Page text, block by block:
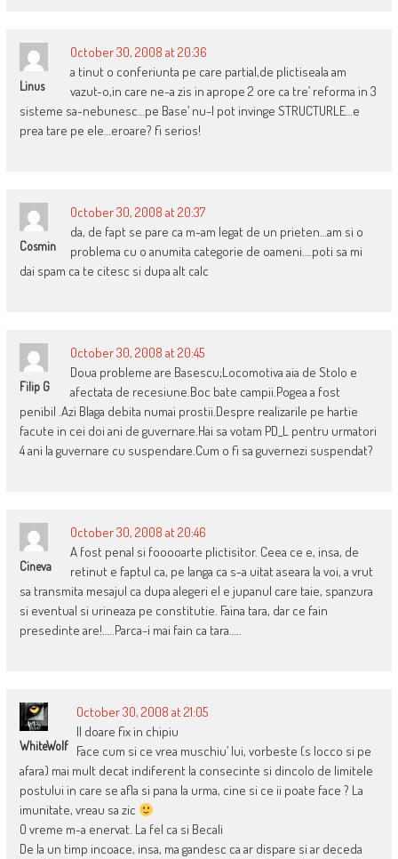
Linus
October 30, 2008 at 20:36
a tinut o conferiunta pe care partial,de plictiseala am
vazut-o,in care ne-a zis in aprope 2 ore ca tre’ reforma in 3
sisteme sa-nebunesc…pe Base’ nu-l pot invinge STRUCTURLE…e
prea tare pe ele…eroare? fi serios!
Cosmin
October 30, 2008 at 20:37
da, de fapt se pare ca m-am legat de un prieten…am si o
problema cu o anumita categorie de oameni….poti sa mi
dai spam ca te citesc si dupa alt calc
Filip G
October 30, 2008 at 20:45
Doua probleme are Basescu;Locomotiva aia de Stolo e
afectata de recesiune.Boc bate campii.Pogea a fost
penibil .Azi Blaga debita numai prostii.Despre realizarile pe hartie
facute in cei doi ani de guvernare.Hai sa votam PD_L pentru urmatori
4 ani la guvernare cu suspendare.Cum o fi sa guvernezi suspendat?
Cineva
October 30, 2008 at 20:46
A fost penal si fooooarte plictisitor. Ceea ce e, insa, de
retinut e faptul ca, pe langa ca s-a uitat aseara la voi, a vrut
sa transmita mesajul ca dupa alegeri el e jupanul care taie, spanzura
si eventual si urineaza pe constitutie. Faina tara, dar ce fain
presedinte are!…..Parca-i mai fain ca tara…..
WhiteWolf
October 30, 2008 at 21:05
Il doare fix in chipiu
Face cum si ce vrea muschiu’ lui, vorbeste (s locco si pe
afara) mai mult decat indiferent la consecinte si dincolo de limitele
postului in care se afla si pana la urma, cine si ce ii poate face ? La
imunitate, vreau sa zic
O vreme m-a enervat. La fel ca si Becali
De la un timp incoace, insa, ma gandesc ca ar dispare si ar deceda